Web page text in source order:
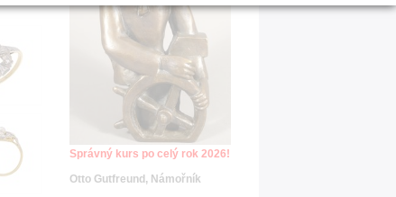
Správný kurs po celý rok 2026!
Otto Gutfreund, Námořník